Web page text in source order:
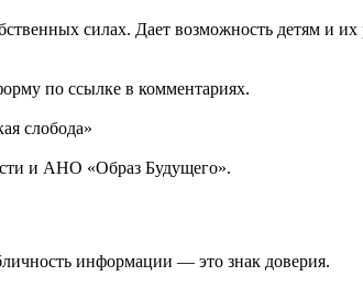
силах. Дает возможность детям и
по ссылке в комментариях.
слобода»
и АНО «Образ Будущего».
информации — это знак доверия.